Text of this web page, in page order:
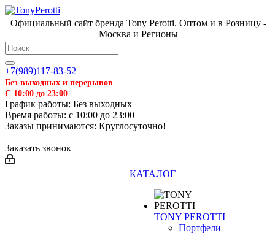
Официальный сайт бренда Tony Perotti. Оптом и в Розницу -
Москва и Регионы
+7(989)117-83-52
Без выходных и перерывов
С 10:00 до 23:00
График работы: Без выходных
Время работы: с 10:00 до 23:00
Заказы принимаются: Круглосуточно!
Заказать звонок
КАТАЛОГ
TONY PEROTTI
Портфели